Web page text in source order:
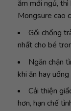
ẵm mới ngủ,
Mongsure cao
Gối chống
nhất cho bé
Ngăn chặn
khi ăn hay uống
Cải thiện
hơn, hạn chế